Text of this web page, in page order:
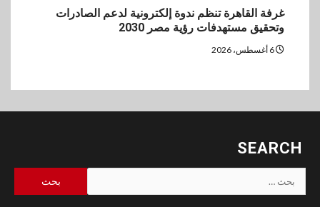
غرفة القاهرة تنظم ندوة إلكترونية لدعم الصادرات
وتحقيق مستهدفات رؤية مصر 2030
SEARCH
عن: